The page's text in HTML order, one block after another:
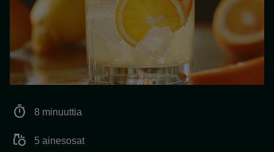
timer 8 minuuttia
grocery 5 ainesosat